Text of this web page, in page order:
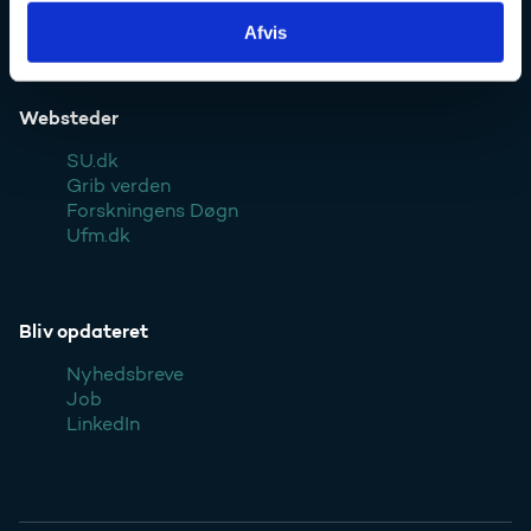
Afvis
Websteder
SU.dk
Grib verden
Forskningens Døgn
Ufm.dk
Bliv opdateret
Nyhedsbreve
Job
LinkedIn